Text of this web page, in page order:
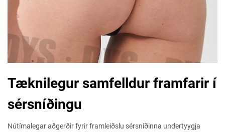
Tæknilegur samfelldur framfarir í
sérsníðingu
Nútímalegar aðgerðir fyrir framleiðslu sérsníðinna undertyygja